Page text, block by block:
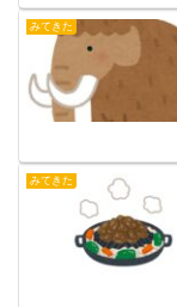
みてきた
みてきた